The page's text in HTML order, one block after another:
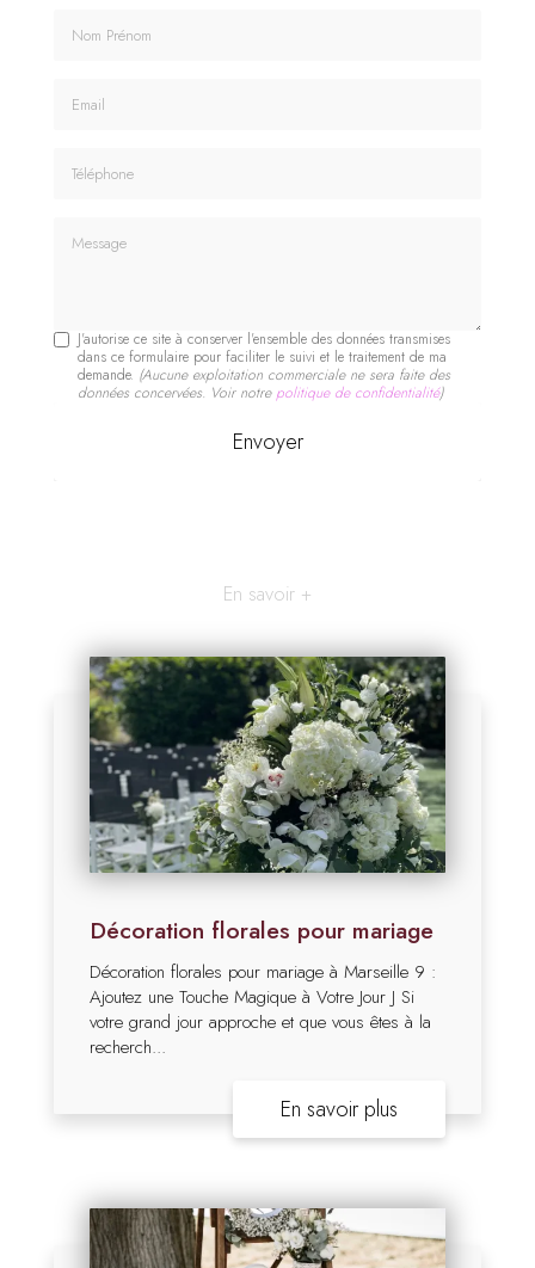
J'autorise ce site à conserver l'ensemble des données transmises
dans ce formulaire pour faciliter le suivi et le traitement de ma
demande. (Aucune exploitation commerciale ne sera faite des
données concervées. Voir notrepolitique de confidentialité)
En savoir +
Décoration florales pour mariage
Décoration florales pour mariage à Marseille 9 :
Ajoutez une Touche Magique à Votre Jour J Si
votre grand jour approche et que vous êtes à la
recherch...
En savoir plus